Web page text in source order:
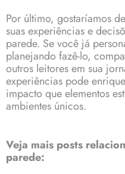
Por último, gostaríamos
suas experiências e
parede. Se você já
planejando fazê-lo,
outros leitores em sua
experiências pode
impacto que elementos
ambientes únicos.
Veja mais posts
parede: